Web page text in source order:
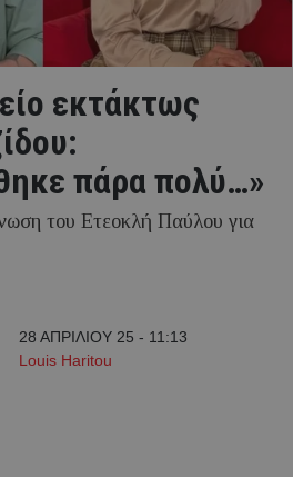
εκτάκτως
πάρα πολύ…»
του Ετεοκλή Παύλου για
28 ΑΠΡΙΛΙΟΥ 25 - 11:13
Louis Haritou